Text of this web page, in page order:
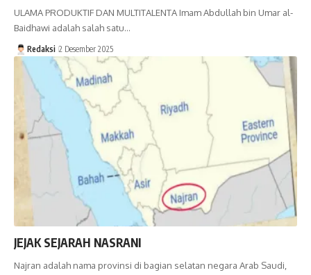
ULAMA PRODUKTIF DAN MULTITALENTA Imam Abdullah bin Umar al-
Baidhawi adalah salah satu…
Redaksi 2 Desember 2025
JEJAK SEJARAH NASRANI
Najran adalah nama provinsi di bagian selatan negara Arab Saudi,